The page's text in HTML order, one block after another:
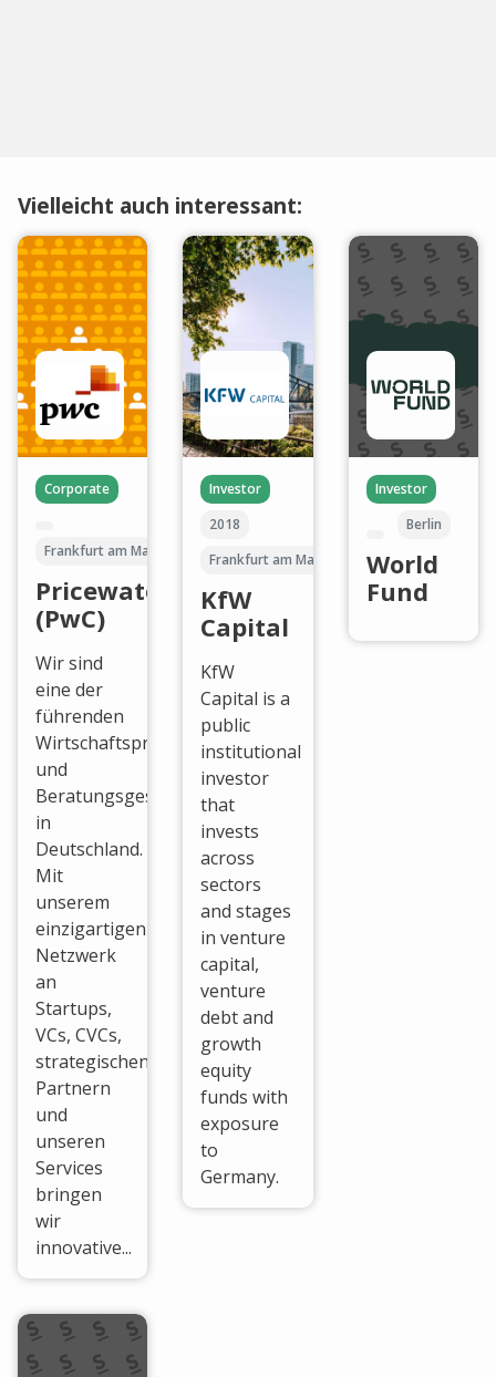
Vielleicht auch interessant:
Corporate
Frankfurt am Main
PricewaterhouseCoopers
(PwC)
Wir sind
eine der
führenden
Wirtschaftsprüfungs-
und
Beratungsgesellschaft
in
Deutschland.
Mit
unserem
einzigartigen
Netzwerk
an
Startups,
VCs, CVCs,
strategischen
Partnern
und
unseren
Services
bringen
wir
innovative...
Investor
2018
Frankfurt am Main
KfW
Capital
KfW
Capital is a
public
institutional
investor
that
invests
across
sectors
and stages
in venture
capital,
venture
debt and
growth
equity
funds with
exposure
to
Germany.
Investor
Berlin
World
Fund